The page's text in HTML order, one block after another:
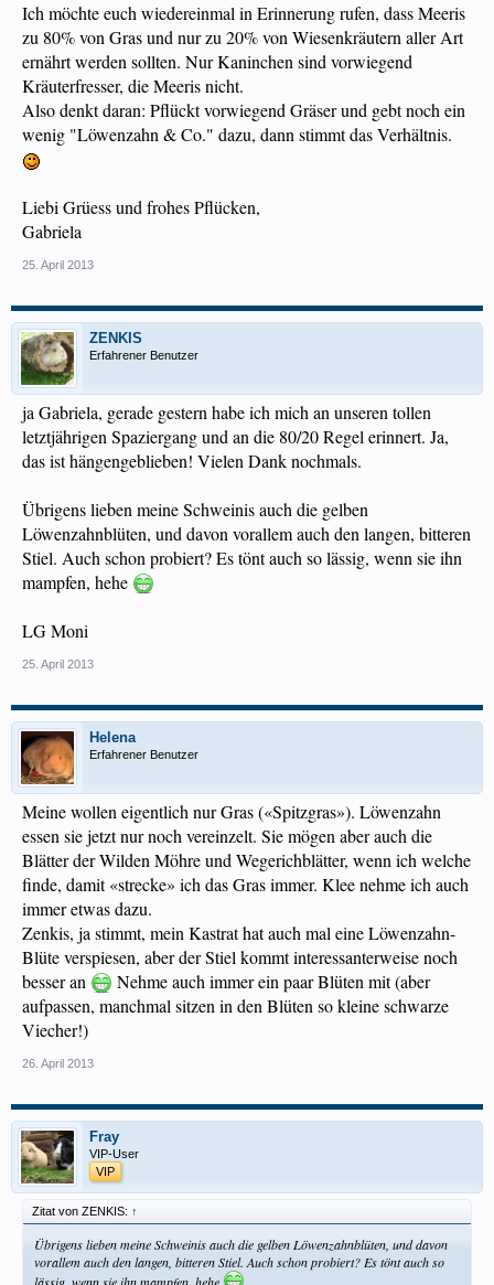
Ich möchte euch wiedereinmal in Erinnerung rufen, dass Meeris
zu 80% von Gras und nur zu 20% von Wiesenkräutern aller Art
ernährt werden sollten. Nur Kaninchen sind vorwiegend
Kräuterfresser, die Meeris nicht.
Also denkt daran: Pflückt vorwiegend Gräser und gebt noch ein
wenig "Löwenzahn & Co." dazu, dann stimmt das Verhältnis.
Liebi Grüess und frohes Pflücken,
Gabriela
25. April 2013
ZENKIS
Erfahrener Benutzer
ja Gabriela, gerade gestern habe ich mich an unseren tollen
letztjährigen Spaziergang und an die 80/20 Regel erinnert. Ja,
das ist hängengeblieben! Vielen Dank nochmals.
Übrigens lieben meine Schweinis auch die gelben
Löwenzahnblüten, und davon vorallem auch den langen, bitteren
Stiel. Auch schon probiert? Es tönt auch so lässig, wenn sie ihn
mampfen, hehe
LG Moni
25. April 2013
Helena
Erfahrener Benutzer
Meine wollen eigentlich nur Gras («Spitzgras»). Löwenzahn
essen sie jetzt nur noch vereinzelt. Sie mögen aber auch die
Blätter der Wilden Möhre und Wegerichblätter, wenn ich welche
finde, damit «strecke» ich das Gras immer. Klee nehme ich auch
immer etwas dazu.
Zenkis, ja stimmt, mein Kastrat hat auch mal eine Löwenzahn-
Blüte verspiesen, aber der Stiel kommt interessanterweise noch
besser an
Nehme auch immer ein paar Blüten mit (aber
aufpassen, manchmal sitzen in den Blüten so kleine schwarze
Viecher!)
26. April 2013
Fray
VIP-User
VIP
Zitat von ZENKIS: ↑
Übrigens lieben meine Schweinis auch die gelben Löwenzahnblüten, und davon
vorallem auch den langen, bitteren Stiel. Auch schon probiert? Es tönt auch so